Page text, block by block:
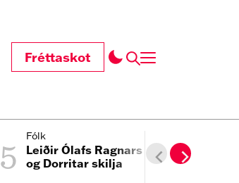
Fréttaskot
5 Fólk
Leiðir Ólafs Ragnars
og Dorritar skilja
6
Hæðst